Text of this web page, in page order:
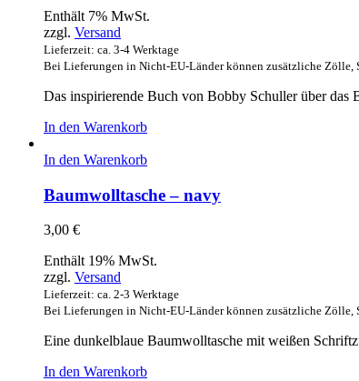
Enthält 7% MwSt.
zzgl. Versand
Lieferzeit: ca. 3-4 Werktage
Bei Lieferungen in Nicht-EU-Länder können zusätzliche Zölle,
Das inspirierende Buch von Bobby Schuller über das
In den Warenkorb
In den Warenkorb
Baumwolltasche – navy
3,00 €
Enthält 19% MwSt.
zzgl. Versand
Lieferzeit: ca. 2-3 Werktage
Bei Lieferungen in Nicht-EU-Länder können zusätzliche Zölle,
Eine dunkelblaue Baumwolltasche mit weißen
In den Warenkorb